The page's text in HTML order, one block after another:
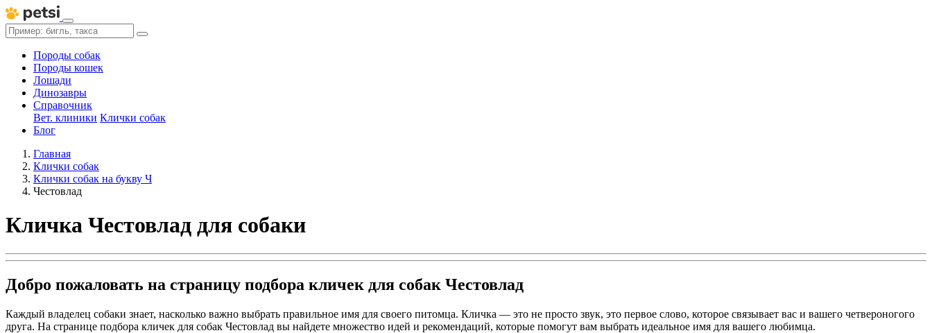
Породы собак
Породы кошек
Лошади
Динозавры
Справочник
Вет. клиники Клички собак
Блог
Главная
Клички собак
Клички собак на букву Ч
Честовлад
Кличка Честовлад для собаки
Добро пожаловать на страницу подбора кличек для собак Честовлад
Каждый владелец собаки знает, насколько важно выбрать правильное имя для своего питомца. Кличка — это не просто звук, это первое слово, которое связывает вас и вашего четвероногого
друга. На странице подбора кличек для собак Честовлад вы найдете множество идей и рекомендаций, которые помогут вам выбрать идеальное имя для вашего любимца.